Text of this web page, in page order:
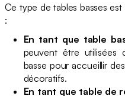
Ce type de tables basses
:
En tant que table
peuvent être utilisées
basse pour accueillir
décoratifs.
En tant que table de